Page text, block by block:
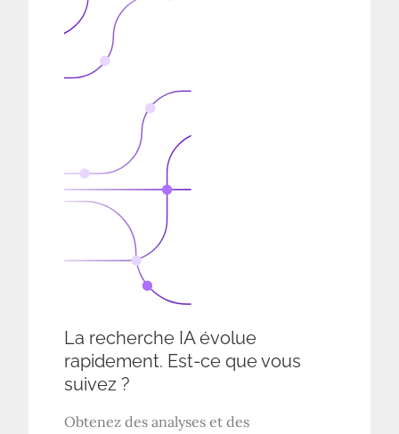
La recherche IA évolue
rapidement. Est-ce que vous
suivez ?
Obtenez des analyses et des